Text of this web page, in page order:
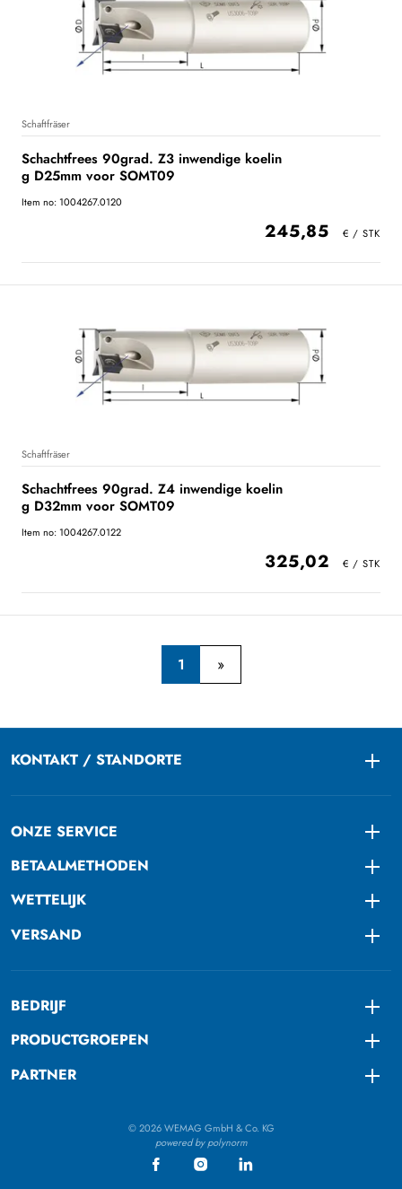
Schaftfräser
Schachtfrees 90grad. Z3 inwendige koelin
g D25mm voor SOMT09
Item no: 1004267.0120
245,85
Schaftfräser
Schachtfrees 90grad. Z4 inwendige koelin
g D32mm voor SOMT09
Item no: 1004267.0122
325,02
1
KONTAKT / STANDORTE
ONZE SERVICE
BETAALMETHODEN
WETTELIJK
VERSAND
BEDRIJF
PRODUCTGROEPEN
PARTNER
© 2026 WEMAG GmbH & Co. KG
powered by polynorm